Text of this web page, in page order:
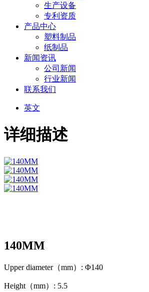
生产设备
专利资质
产品中心
塑料制品
纸制品
新闻资讯
公司新闻
行业新闻
联系我们
英文
详细描述
140MM
Upper diameter（mm）: Φ140
Height（mm）: 5.5